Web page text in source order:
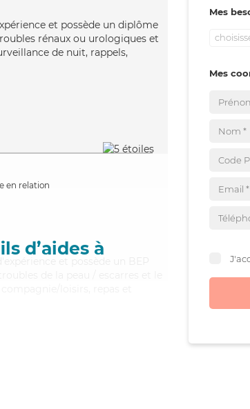
et possède un diplôme
rénaux ou urologiques et
de nuit, rappels,
en relation
d’aides à
et possède un BEP
de la peau / escarres et le
Mes
Mes